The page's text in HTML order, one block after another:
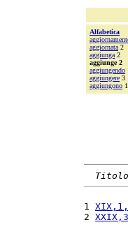
Alfabetica
aggiornata 2
aggiunga 2
aggiunge 2
aggiungendo
aggiungere 3
aggiungono 1
1
2